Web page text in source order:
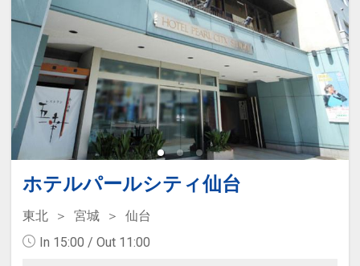
ホテルパールシティ仙台
東北 宮城
仙台
In 15:00 / Out 11:00